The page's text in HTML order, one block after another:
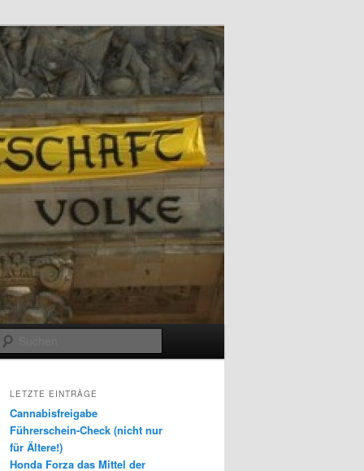
LETZTE EINTRÄGE
Cannabisfreigabe
Führerschein-Check (nicht nur
für Ältere!)
Honda Forza das Mittel der